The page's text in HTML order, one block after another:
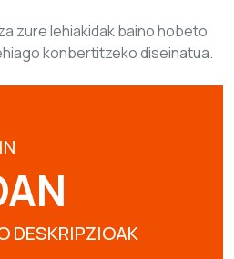
zure lehiakidak baino hobeto
konbertitzeko diseinatua.
DESKRIPZIOAK